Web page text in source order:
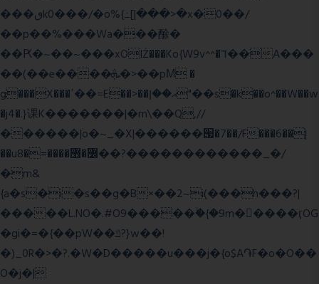
���ٯk0���/�o%{߸[|���>�x�0��/
��p��%���Wa���酴�
��Ԗ�~��~���xOIŻ���Ko{W9v^^�ד��A���
��(��e����ܞ�>��pΜ �
g���X���ߴ��=E��>��އ��ן"��s�k��o^��W��w
�j4�.}课K�������|�m\��Q,//
������|o�~_�X|������՗�7��/F���6��|
��u8�=����߼�޾��?������������_�/
�m&
{a�s�i�s��g�B×��2~i(���h���?|
�����L.NO�.#O9�����ۙ�{�9m��ً���ӷOG
�gi�=�{��pW��ݿ?}w��!
�)_0R�>�?.�W�D�����u���j�{o$A֏F�o�O��
O�j�|